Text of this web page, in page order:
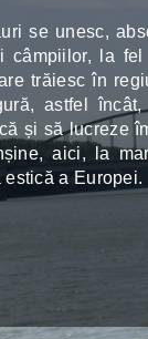
se unesc,
câmpiilor, la
trăiesc în
astfel
și să lucreze
aici, la
a Europei.